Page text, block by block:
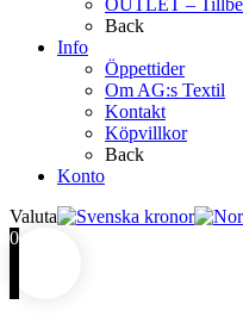
OUTLET –
Back
Info
Öppettider
Om AG:s Textil
Kontakt
Köpvillkor
Back
Konto
Valuta
0